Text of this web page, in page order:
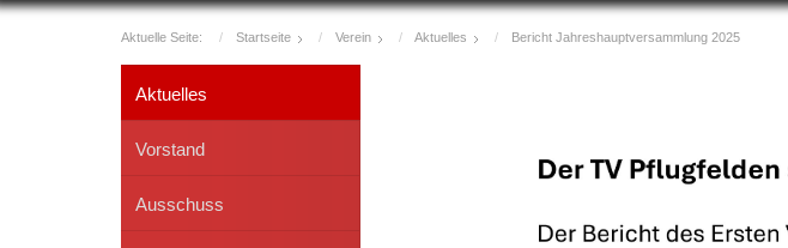
Aktuelle Seite: Startseite Verein Aktuelles Bericht Jahreshauptversammlung 2025
Aktuelles
Vorstand
Ausschuss